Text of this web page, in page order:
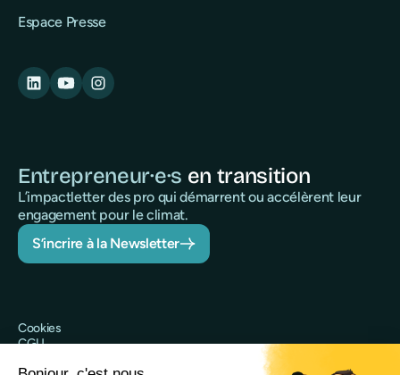
Espace Presse
Entrepreneur·e·s en transition
L’impactletter des pro qui démarrent ou accélèrent leur
engagement pour le climat.
S’incrire à la Newsletter
Cookies
CGU